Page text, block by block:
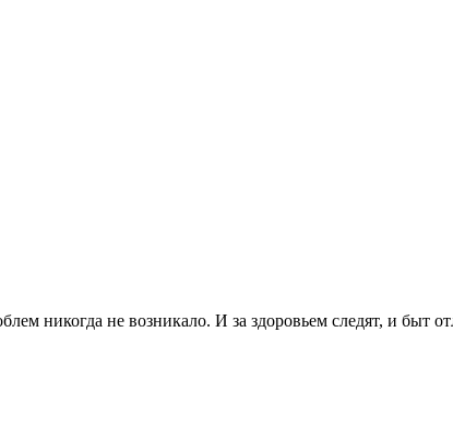
никогда не возникало. И за здоровьем следят, и быт